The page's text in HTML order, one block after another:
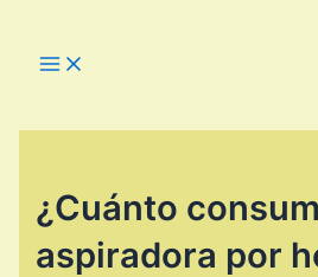
Main
Menu
¿Cuánto
aspiradora por